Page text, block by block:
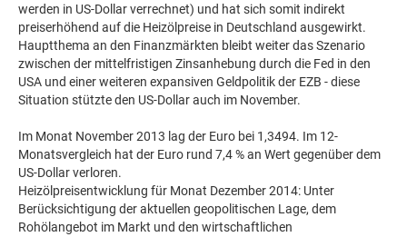
werden in US-Dollar verrechnet) und hat sich somit indirekt
preiserhöhend auf die Heizölpreise in Deutschland ausgewirkt.
Hauptthema an den Finanzmärkten bleibt weiter das Szenario
zwischen der mittelfristigen Zinsanhebung durch die Fed in den
USA und einer weiteren expansiven Geldpolitik der EZB - diese
Situation stützte den US-Dollar auch im November.
Im Monat November 2013 lag der Euro bei 1,3494. Im 12-
Monatsvergleich hat der Euro rund 7,4 % an Wert gegenüber dem
US-Dollar verloren.
Heizölpreisentwicklung für Monat Dezember 2014: Unter
Berücksichtigung der aktuellen geopolitischen Lage, dem
Rohölangebot im Markt und den wirtschaftlichen